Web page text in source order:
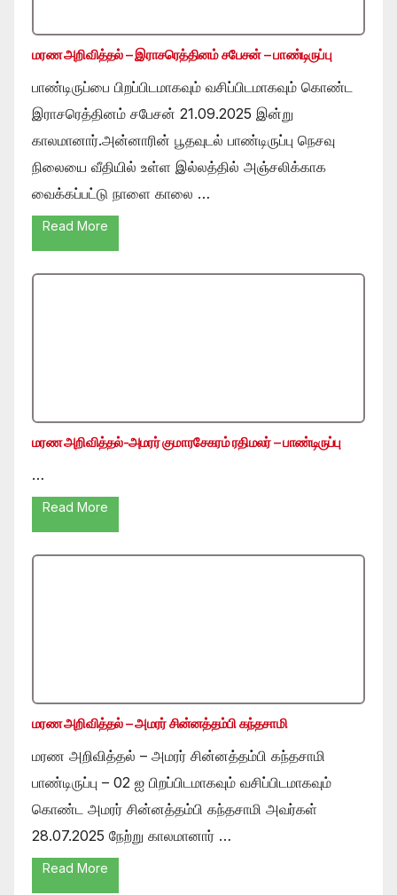
மரண அறிவித்தல் – இராசரெத்தினம் சபேசன் – பாண்டிருப்பு
பாண்டிருப்பை பிறப்பிடமாகவும் வசிப்பிடமாகவும் கொண்ட
இராசரெத்தினம் சபேசன் 21.09.2025 இன்று
காலமானார்.அன்னாரின் பூதவுடல் பாண்டிருப்பு நெசவு
நிலையை வீதியில் உள்ள இல்லத்தில் அஞ்சலிக்காக
வைக்கப்பட்டு நாளை காலை …
Read More
மரண அறிவித்தல்-அமரர் குமாரசேகரம் ரதிமலர் – பாண்டிருப்பு
…
Read More
மரண அறிவித்தல் – அமரர் சின்னத்தம்பி கந்தசாமி
மரண அறிவித்தல் – அமரர் சின்னத்தம்பி கந்தசாமி
பாண்டிருப்பு – 02 ஐ பிறப்பிடமாகவும் வசிப்பிடமாகவும்
கொண்ட அமரர் சின்னத்தம்பி கந்தசாமி அவர்கள்
28.07.2025 நேற்று காலமானார் …
Read More